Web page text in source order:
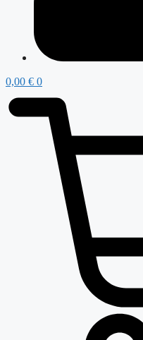
0,00 € 0